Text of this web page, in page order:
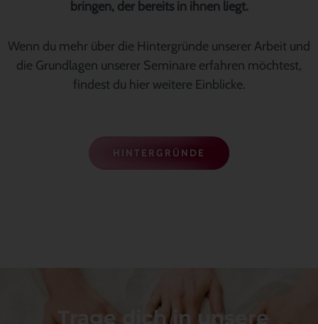
bringen, der bereits in ihnen liegt.
Wenn du mehr über die Hintergründe unserer Arbeit und
die Grundlagen unserer Seminare erfahren möchtest,
findest du hier weitere Einblicke.
HINTERGRÜNDE
Trage dich in unsere